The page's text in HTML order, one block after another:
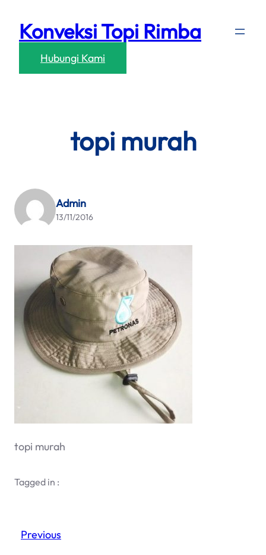
content
Konveksi Topi Rimba
Hubungi Kami
topi murah
Admin
13/11/2016
topi murah
Tagged in :
Previous